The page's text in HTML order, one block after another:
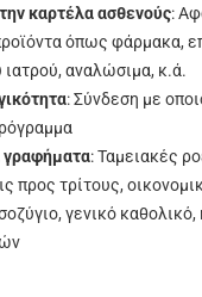
καρτέλα ασθενούς:
όπως φάρμακα,
αναλώσιμα, κ.ά.
: Σύνδεση με
γραφήματα: Ταμειακές
προς τρίτους,
γενικό